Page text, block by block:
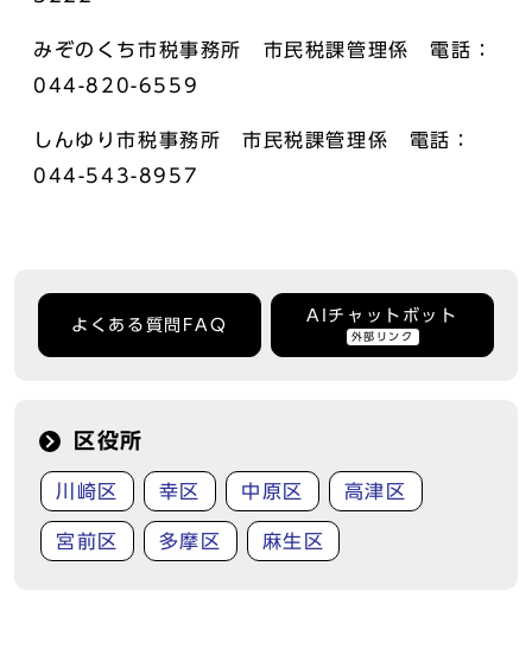
みぞのくち市税事務所 市民税課管理係 電話：
044-820-6559
しんゆり市税事務所 市民税課管理係 電話：
044-543-8957
よくある質問FAQ
AIチャットボット
外部リンク
区役所
川崎区 幸区 中原区 高津区
宮前区 多摩区 麻生区